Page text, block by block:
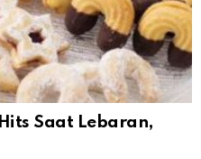
Saat Lebaran,